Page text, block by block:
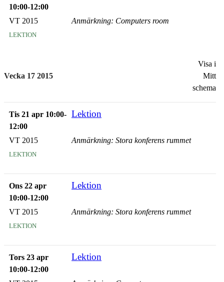
10:00-12:00
VT 2015
lektion
Anmärkning: Computers room
Vecka 17 2015
Visa i
Mitt
schema
Tis 21 apr 10:00-
12:00
Lektion
VT 2015
lektion
Anmärkning: Stora konferens rummet
Ons 22 apr
10:00-12:00
Lektion
VT 2015
lektion
Anmärkning: Stora konferens rummet
Tors 23 apr
10:00-12:00
Lektion